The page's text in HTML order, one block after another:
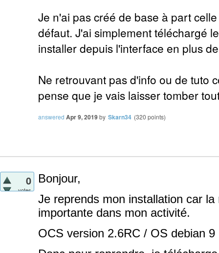
Je n'ai pas créé de base à part
défaut. J'ai simplement téléchargé
installer depuis l'interface en plus
Ne retrouvant pas d'info ou de tuto
pense que je vais laisser tomber
answered Apr 9, 2019by Skarn34 (320 points)
0
votes
Bonjour,
Je reprends mon installation car
importante dans mon activité.
OCS version 2.6RC / OS debian 9